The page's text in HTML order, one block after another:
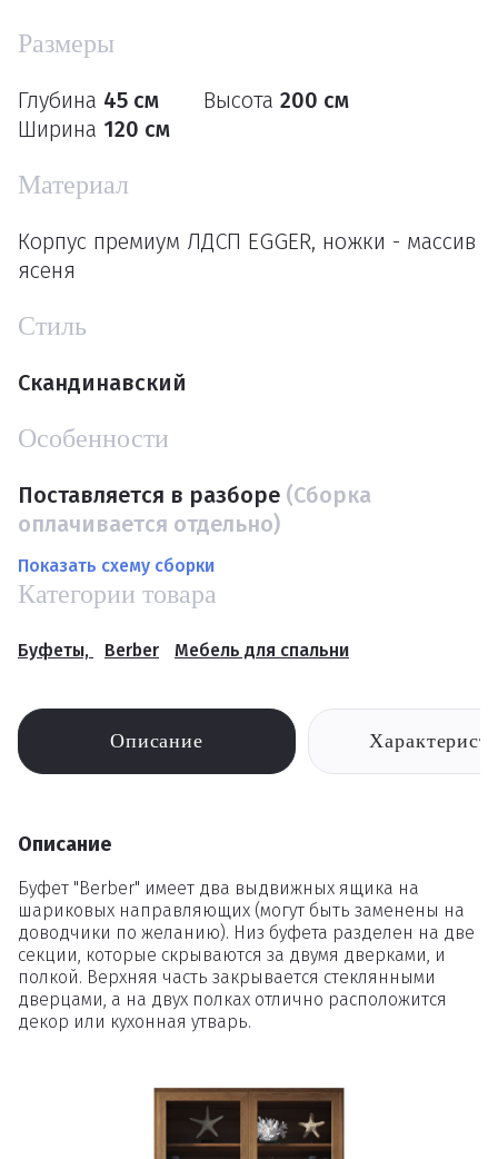
Размеры
Глубина 45 см Высота 200 см
Ширина 120 см
Материал
Корпус премиум ЛДСП EGGER, ножки - массив
ясеня
Стиль
Скандинавский
Особенности
Поставляется в разборе (Сборка
оплачивается отдельно)
Показать схему сборки
Категории товара
Буфеты, Berber Мебель для спальни
Описание
Описание
Буфет "Berber" имеет два выдвижных ящика на
шариковых направляющих (могут быть заменены на
доводчики по желанию). Низ буфета разделен на две
секции, которые скрываются за двумя дверками, и
полкой. Верхняя часть закрывается стеклянными
дверцами, а на двух полках отлично расположится
декор или кухонная утварь.